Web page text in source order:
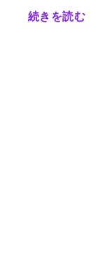
続きを読む